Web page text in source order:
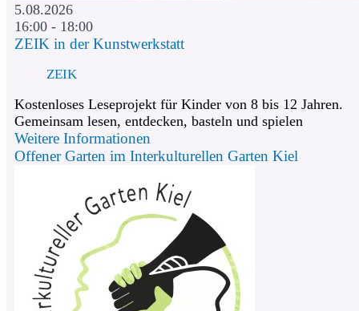
5.08.2026
16:00 - 18:00
ZEIK in der Kunstwerkstatt
ZEIK
Kostenloses Leseprojekt für Kinder von 8 bis 12 Jahren.
Gemeinsam lesen, entdecken, basteln und spielen
Weitere Informationen
Offener Garten im Interkulturellen Garten Kiel